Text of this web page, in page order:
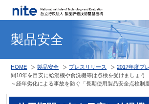
製品安全
HOME 製品安全 プレスリリース 2017年度プ
間10年を目安に給湯機や食洗機等は点検を受けましょう
～経年劣化による事故を防ぐ「長期使用製品安全点検制